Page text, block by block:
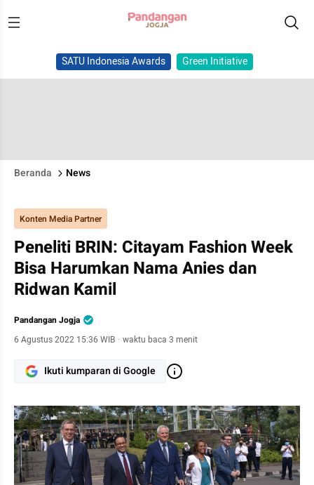
SATU Indonesia Awards Green Initiative
Beranda News
Konten Media Partner
Peneliti BRIN: Citayam Fashion Week
Bisa Harumkan Nama Anies dan
Ridwan Kamil
Pandangan Jogja
6 Agustus 2022 15:36 WIB · waktu baca 3 menit
Ikuti kumparan di Google